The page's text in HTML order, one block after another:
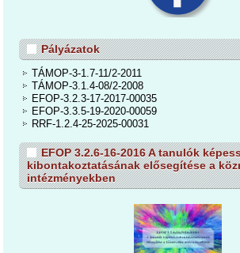
Pályázatok
TÁMOP-3-1.7-11/2-2011
TÁMOP-3.1.4-08/2-2008
EFOP-3.2.3-17-2017-00035
EFOP-3.3.5-19-2020-00059
RRF-1.2.4-25-2025-00031
EFOP 3.2.6-16-2016 A tanulók
kibontakoztatásának elősegítése a
intézményekben